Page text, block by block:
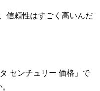
信頼性はすごく高いんだ
センチュリー 価格」で